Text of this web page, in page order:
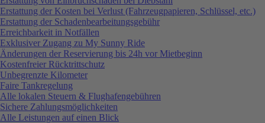
Erstattung der Kosten bei Verlust (Fahrzeugpapieren, Schlüssel, etc.)
Erstattung der Schadenbearbeitungsgebühr
Erreichbarkeit in Notfällen
Exklusiver Zugang zu My Sunny Ride
Änderungen der Reservierung bis 24h vor Mietbeginn
Kostenfreier Rücktrittschutz
Unbegrenzte Kilometer
Faire Tankregelung
Alle lokalen Steuern & Flughafengebühren
Sichere Zahlungsmöglichkeiten
Alle Leistungen auf einen Blick